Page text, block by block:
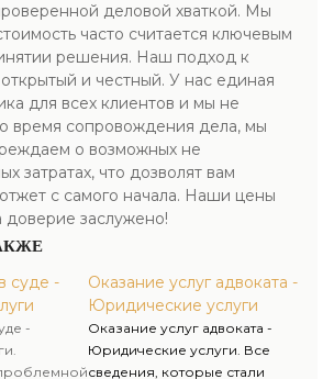
деловой хваткой. Мы
часто считается ключевым
решения. Наш подход к
и честный. У нас единая
для всех клиентов и мы не
время сопровождения дела, мы
о возможных не
затратах, что дозволят вам
с самого начала. Наши цены
доверие заслужено!
суде -
-
Оказание услуг адвоката -
Юридические услуги
Оказание услуг адвоката -
Юридические услуги. Все
сведения, которые стали